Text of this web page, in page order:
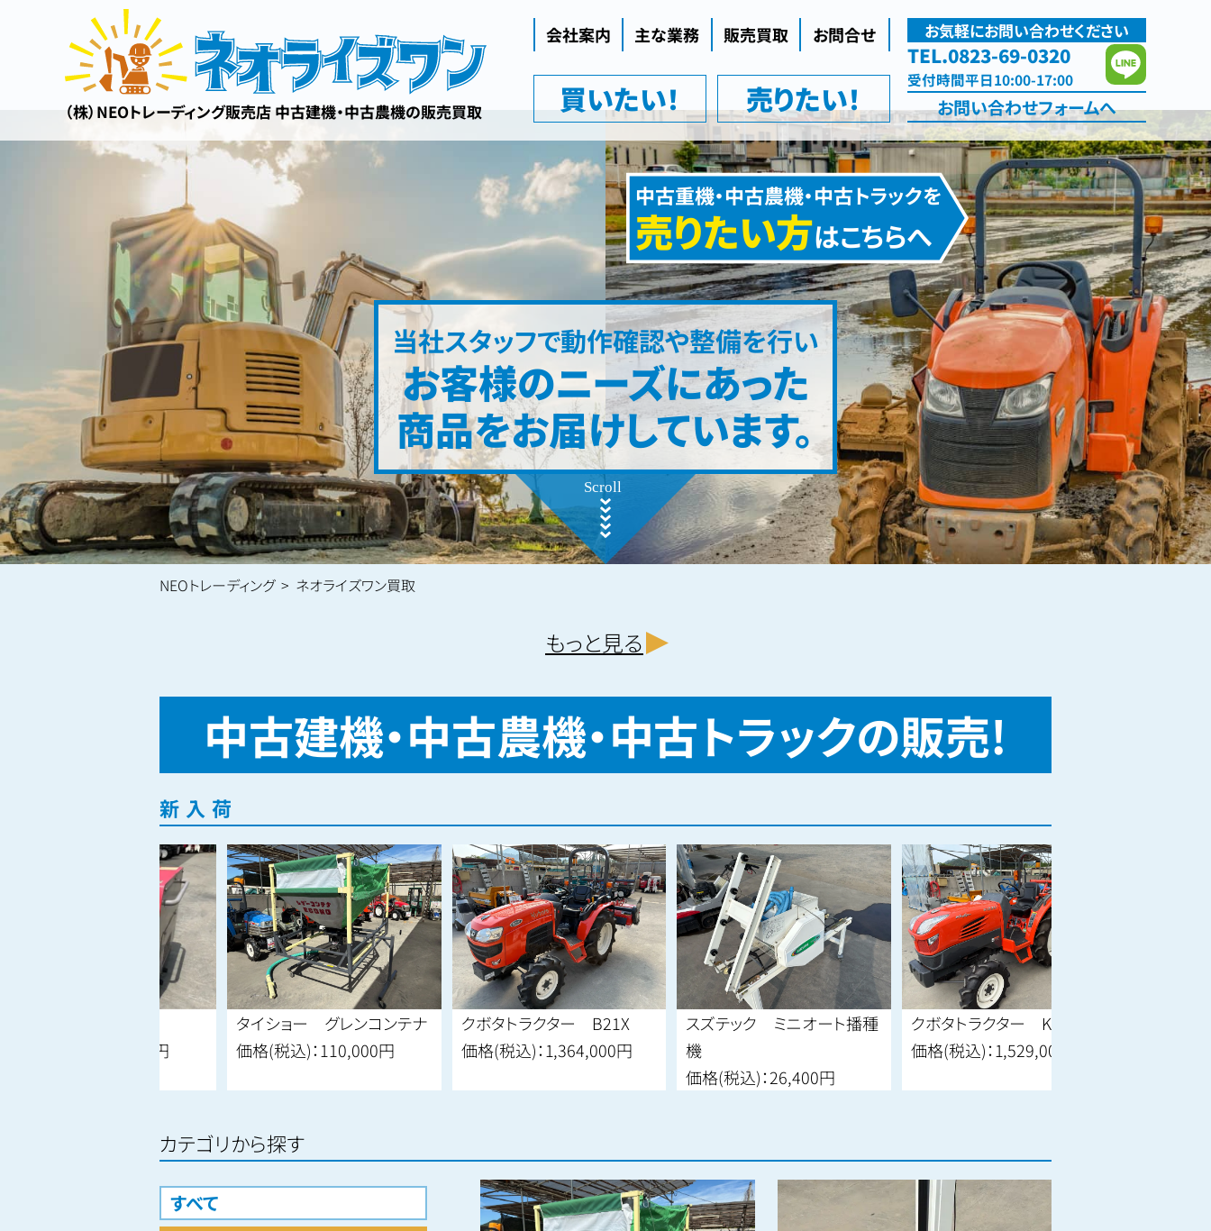
（株）NEOトレーディング販売店 中古建機・中古農機の販売買取
会社案内
企業理念
会社概要
主な業務 販売買取 お問合せ
買いたい！ 売りたい！
お気軽にお問い合わせください
TEL.0823-69-0320
受付時間平日10:00-17:00
お問い合わせフォームへ
当社スタッフで動作確認や整備を行い
お客様のニーズにあった
商品をお届けしています。
中古重機・中古農機・中古トラックを
売りたい方はこちらへ
NEOトレーディング ネオライズワン買取
もっと見る
中古建機・中古農機・中古トラックの販売!
新入荷
タイショー グレンコンテナ
価格(税込)：110,000円
クボタトラクター B21X
価格(税込)：1,364,000円
スズテック ミニオート播種
機
価格(税込)：26,400円
クボタトラクター KT230
価格(税込)：1,529,000円
カテゴリから探す
すべて